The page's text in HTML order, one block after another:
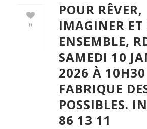
0
POUR RÊVER,
IMAGINER ET
ENSEMBLE,
SAMEDI 10
2026 À
FABRIQUE
POSSIBLES.
86 13 11